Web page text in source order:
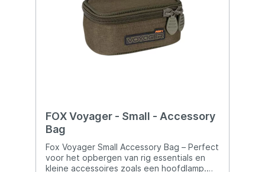
FOX Voyager - Small - Accessory
Bag
Fox Voyager Small Accessory Bag – Perfect
voor het opbergen van rig essentials en
kleine accessoires zoals een hoofdlamp.